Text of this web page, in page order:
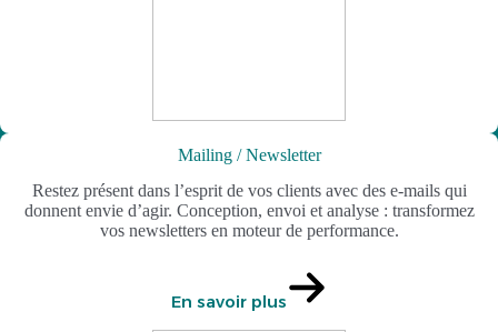
Mailing / Newsletter
Restez présent dans l’esprit de vos clients avec des e-mails qui
donnent envie d’agir. Conception, envoi et analyse : transformez
vos newsletters en moteur de performance.
En savoir plus